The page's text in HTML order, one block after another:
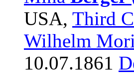
USA, Third
Wilhelm
10.07.1861